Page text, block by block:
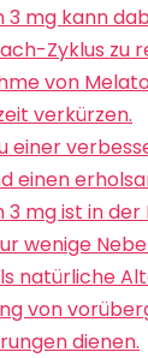
3 mg kann
Zyklus zu
von
verkürzen.
einer
einen
3 mg ist in
wenige
natürliche
von
dienen.